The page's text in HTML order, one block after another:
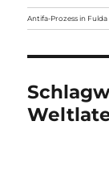
Antifa-Prozess in